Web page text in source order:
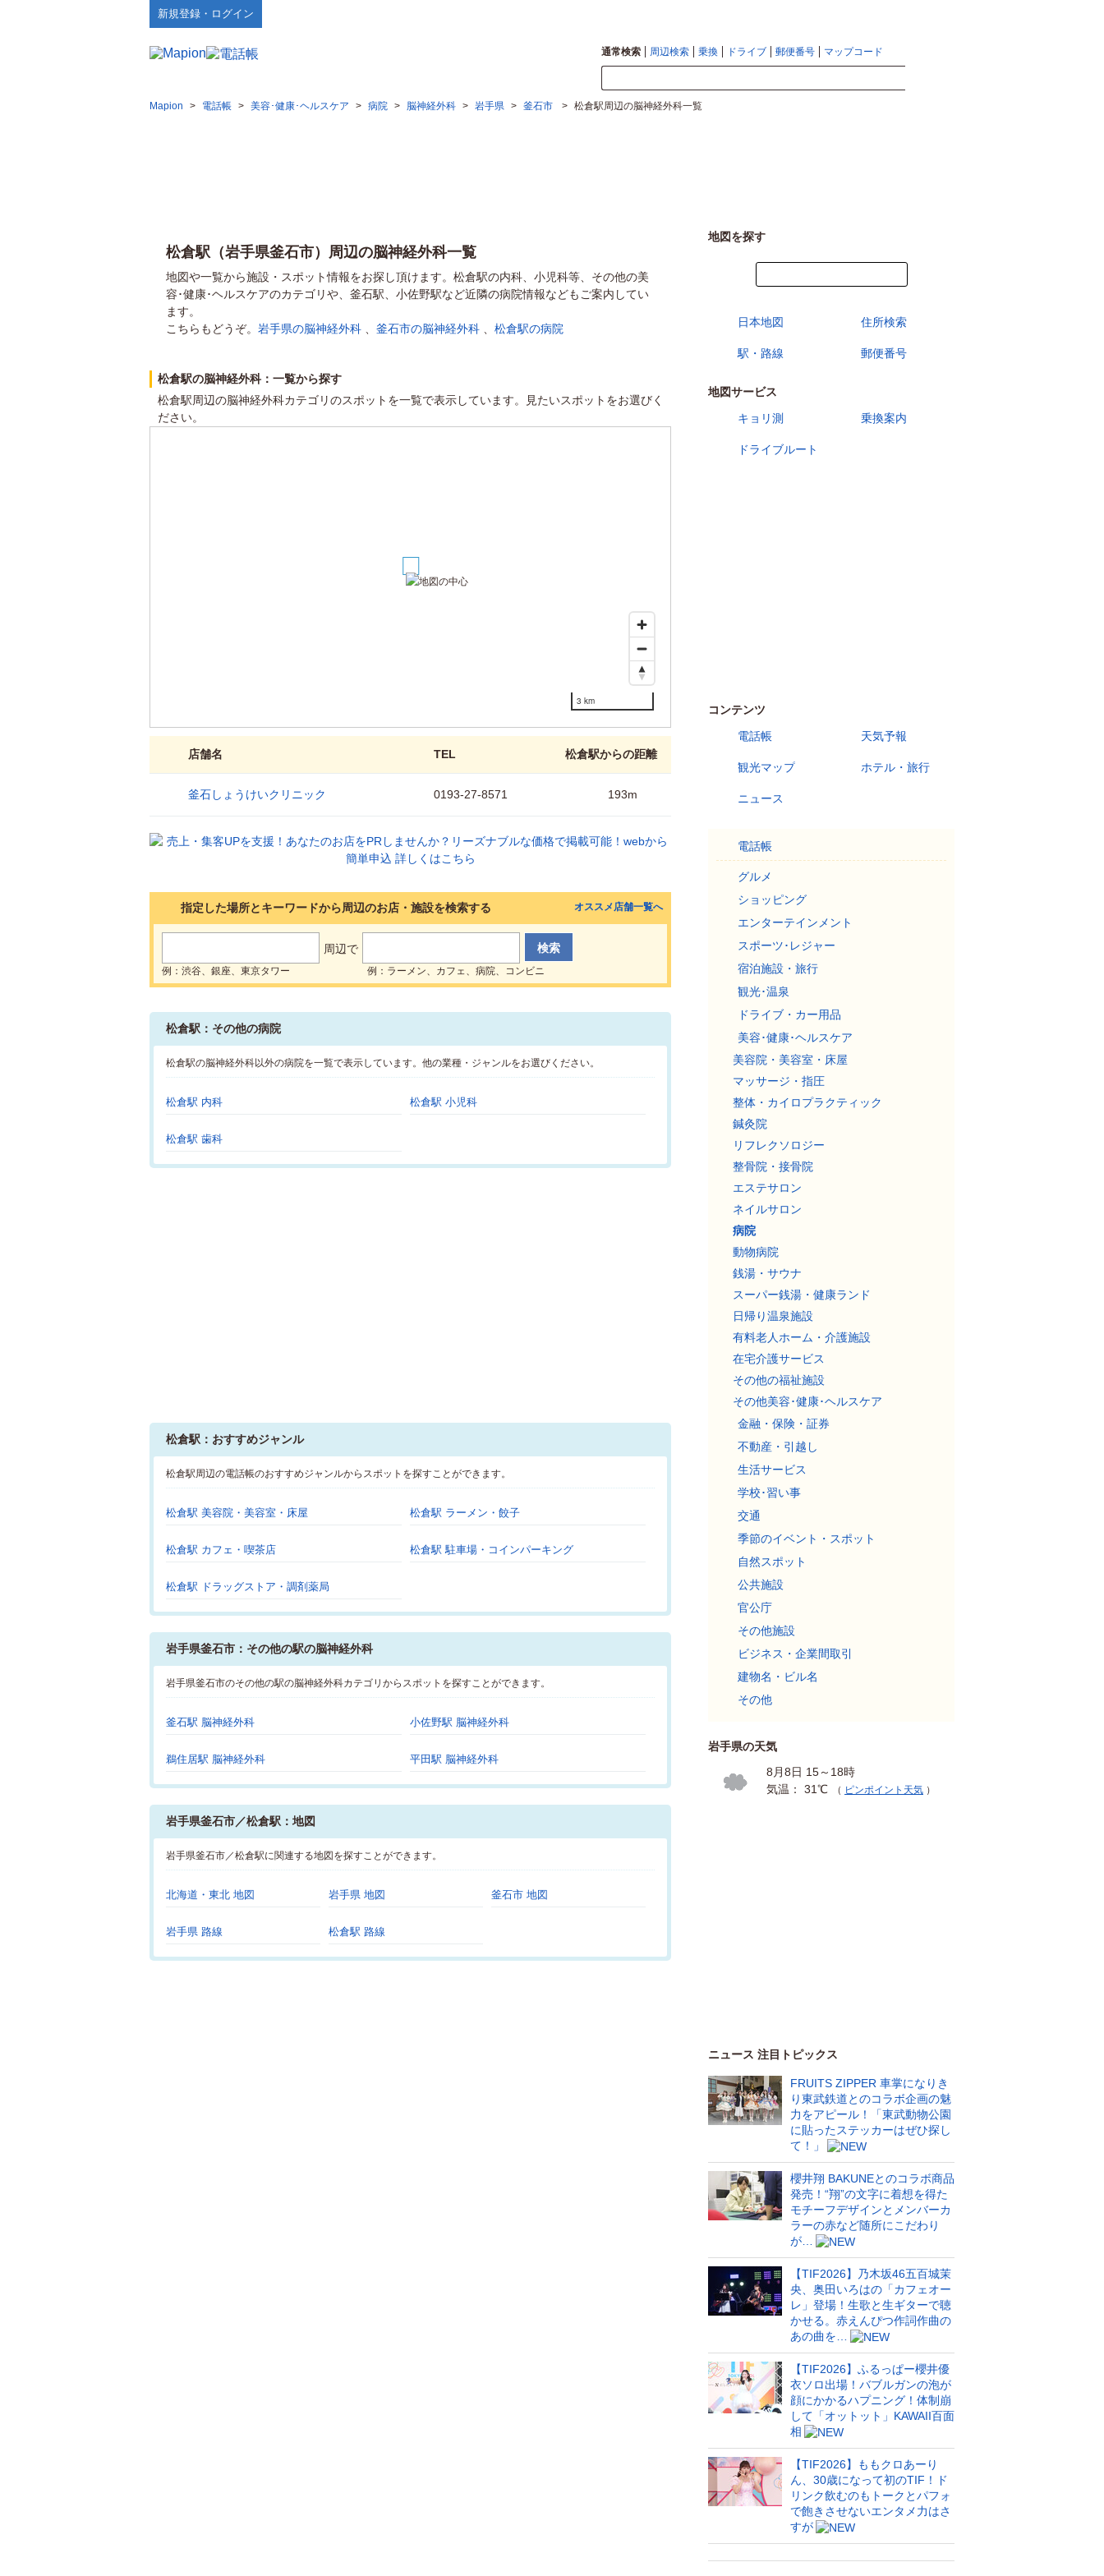
新規登録・ログイン
通常検索 周辺検索 乗換 ドライブ 郵便番号 マップコード
Mapion > 電話帳 > 美容･健康･ヘルスケア > 病院 > 脳神経外科 > 岩手県 > 釜石市 > 松倉駅周辺の脳神経外科一覧
松倉駅（岩手県釜石市）周辺の脳神経外科一覧
地図や一覧から施設・スポット情報をお探し頂けます。松倉駅の内科、小児科等、その他の美
容･健康･ヘルスケアのカテゴリや、釜石駅、小佐野駅など近隣の病院情報などもご案内してい
ます。
こちらもどうぞ。 岩手県の脳神経外科 釜石市の脳神経外科 松倉駅の病院
松倉駅の脳神経外科：一覧から探す
松倉駅周辺の脳神経外科カテゴリのスポットを一覧で表示しています。見たいスポットをお選びく
ださい。
3 km
店舗名 TEL 松倉駅からの距離
釜石しょうけいクリニック 0193-27-8571 193m
指定した場所とキーワードから周辺のお店・施設を検索する
周辺で
例：渋谷、銀座、東京タワー 例：ラーメン、カフェ、病院、コンビニ
オススメ店舗一覧へ
松倉駅：その他の病院
松倉駅の脳神経外科以外の病院を一覧で表示しています。他の業種・ジャンルをお選びください。
松倉駅 内科 松倉駅 小児科
松倉駅 歯科
松倉駅：おすすめジャンル
松倉駅周辺の電話帳のおすすめジャンルからスポットを探すことができます。
松倉駅 美容院・美容室・床屋 松倉駅 ラーメン・餃子
松倉駅 カフェ・喫茶店 松倉駅 駐車場・コインパーキング
松倉駅 ドラッグストア・調剤薬局
岩手県釜石市：その他の駅の脳神経外科
岩手県釜石市のその他の駅の脳神経外科カテゴリからスポットを探すことができます。
釜石駅 脳神経外科 小佐野駅 脳神経外科
鵜住居駅 脳神経外科 平田駅 脳神経外科
岩手県釜石市／松倉駅：地図
岩手県釜石市／松倉駅に関連する地図を探すことができます。
北海道・東北 地図 岩手県 地図 釜石市 地図
岩手県 路線 松倉駅 路線
地図を探す
日本地図 住所検索
駅・路線 郵便番号
地図サービス
キョリ測
乗換案内
ドライブルート
コンテンツ
電話帳
天気予報
観光マップ ホテル・旅行
ニュース
電話帳
グルメ
ショッピング
エンターテインメント
スポーツ･レジャー
宿泊施設・旅行
観光･温泉
ドライブ・カー用品
美容･健康･ヘルスケア
美容院・美容室・床屋
マッサージ・指圧
整体・カイロプラクティック
鍼灸院
リフレクソロジー
整骨院・接骨院
エステサロン
ネイルサロン
病院
動物病院
銭湯・サウナ
スーパー銭湯・健康ランド
日帰り温泉施設
有料老人ホーム・介護施設
在宅介護サービス
その他の福祉施設
その他美容･健康･ヘルスケア
金融・保険・証券
不動産・引越し
生活サービス
学校･習い事
交通
季節のイベント・スポット
自然スポット
公共施設
官公庁
その他施設
ビジネス・企業間取引
建物名・ビル名
その他
岩手県の天気
8月8日 15～18時
気温： 31℃
（ ピンポイント天気 ）
ニュース 注目トピックス
FRUITS ZIPPER 車掌になりき
り東武鉄道とのコラボ企画の魅
力をアピール！「東武動物公園
に貼ったステッカーはぜひ探し
て！」
櫻井翔 BAKUNEとのコラボ商品
発売！“翔”の文字に着想を得た
モチーフデザインとメンバーカ
ラーの赤など随所にこだわり
が…
【TIF2026】乃木坂46五百城茉
央、奥田いろはの「カフェオー
レ」登場！生歌と生ギターで聴
かせる。赤えんぴつ作詞作曲の
あの曲を…
【TIF2026】ふるっぱー櫻井優
衣ソロ出場！バブルガンの泡が
顔にかかるハプニング！体制崩
して「オットット」KAWAII百面
相
【TIF2026】ももクロあーり
ん、30歳になって初のTIF！ド
リンク飲むのもトークとパフォ
で飽きさせないエンタメ力はさ
すが